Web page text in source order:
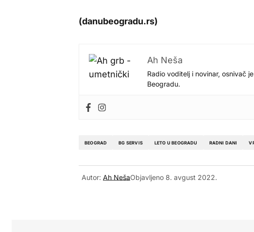
(danubeogradu.rs)
Ah Neša
Radio voditelj i novinar, osnivač
Beogradu.
BEOGRAD BG SERVIS LETO U BEOGRADU RADNI DANI
Autor: Ah NešaObjavljeno 8. avgust 2022.